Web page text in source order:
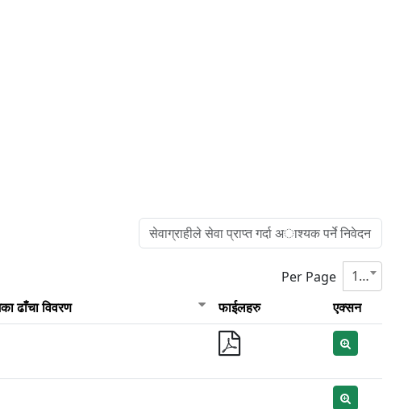
Per Page
10
ढाँचा विवरण फाईलहरु
एक्सन